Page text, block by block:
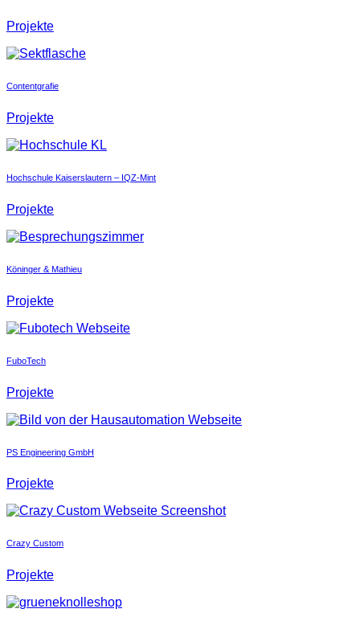
Projekte
Contentgrafie
Projekte
Hochschule Kaiserslautern – IQZ-Mint
Projekte
Köninger & Mathieu
Projekte
FuboTech
Projekte
PS Engineering GmbH
Projekte
Crazy Custom
Projekte